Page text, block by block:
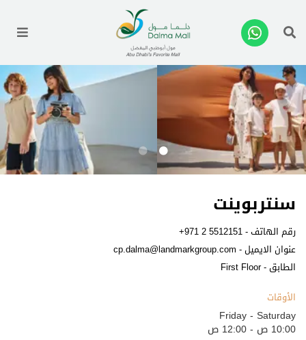
سنتربوينت
رقم الهاتف -+971 2 5512151
عنوان الايميل - cp.dalma@landmarkgroup.com
الطابق - First Floor
الأوقات
Friday - Saturday
10:00 ص - 12:00 ص